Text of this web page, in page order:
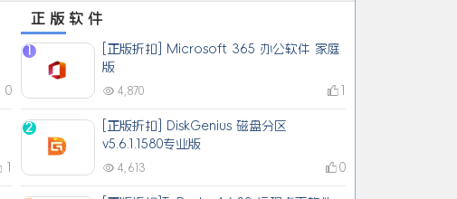
0
正版软件
[正版折扣] Microsoft 365 办公软件 家庭
版
4,870
2
[正版折扣] DiskGenius 磁盘分区
v5.6.1.1580专业版
4,613 0